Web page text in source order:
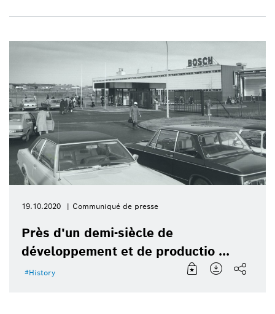
19.10.2020 Communiqué de presse
Près d'un demi-siècle de
développement et de productio ...
History